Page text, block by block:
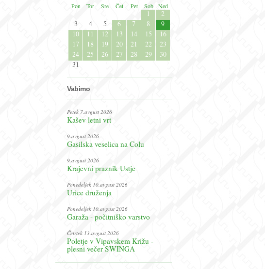
Pon
Tor Sre Čet Pet Sob Ned
1
2
3
4 5 6 7 8
9
10
11 12 13 14 15
16
17
18 19 20 21 22
23
24
25 26 27 28 29
30
31
Vabimo
Petek 7.avgust 2026
Kašev letni vrt
9.avgust 2026
Gasilska veselica na Colu
9.avgust 2026
Krajevni praznik Ustje
Ponedeljek 10.avgust 2026
Urice druženja
Ponedeljek 10.avgust 2026
Garaža - počitniško varstvo
Četrtek 13.avgust 2026
Poletje v Vipavskem Križu -
plesni večer SWINGA